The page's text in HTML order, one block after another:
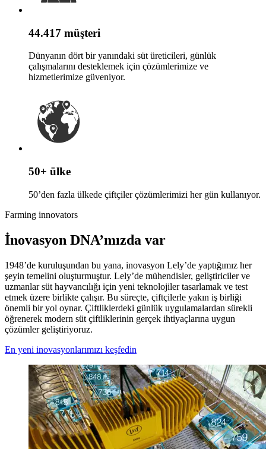
44.417 müşteri
Dünyanın dört bir yanındaki süt üreticileri, günlük
çalışmalarını desteklemek için çözümlerimize ve
hizmetlerimize güveniyor.
50+ ülke
50’den fazla ülkede çiftçiler çözümlerimizi her gün kullanıyor.
Farming innovators
İnovasyon DNA’mızda var
1948’de kuruluşundan bu yana, inovasyon Lely’de yaptığımız her
şeyin temelini oluşturmuştur. Lely’de mühendisler, geliştiriciler ve
uzmanlar süt hayvancılığı için yeni teknolojiler tasarlamak ve test
etmek üzere birlikte çalışır. Bu süreçte, çiftçilerle yakın iş birliği
önemli bir yol oynar. Çiftliklerdeki günlük uygulamalardan sürekli
öğrenerek modern süt çiftliklerinin gerçek ihtiyaçlarına uygun
çözümler geliştiriyoruz.
En yeni inovasyonlarımızı keşfedin